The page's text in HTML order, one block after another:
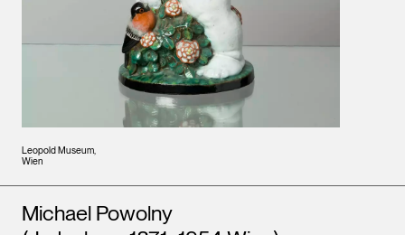
Leopold Museum,
Wien
Künstler*innen
Michael Powolny